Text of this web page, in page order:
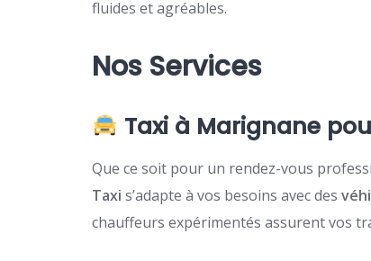
fluides et agréables.
Nos Services
Taxi à Marignane
Que ce soit pour un rendez-vous
Taxi s’adapte à vos besoins avec des
chauffeurs expérimentés assurent vos